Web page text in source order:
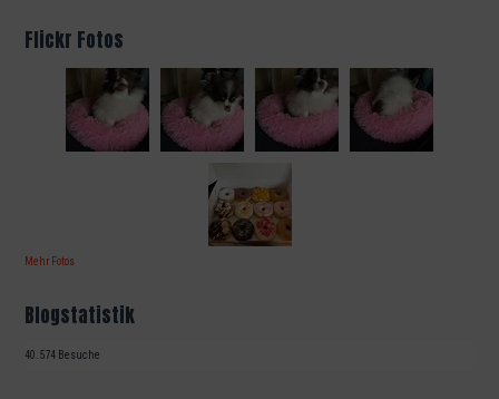
Flickr Fotos
Mehr Fotos
Blogstatistik
40.574 Besuche